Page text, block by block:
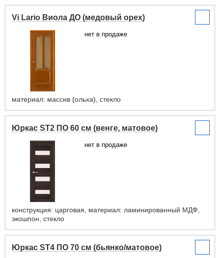
Vi Lario Виола ДО (медовый орех)
нет в продаже
материал: массив (ольха), стекло
Юркас ST2 ПО 60 см (венге, матовое)
нет в продаже
конструкция: царговая, материал: ламинированный МДФ,
экошпон, стекло
Юркас ST4 ПО 70 см (бьянко/матовое)